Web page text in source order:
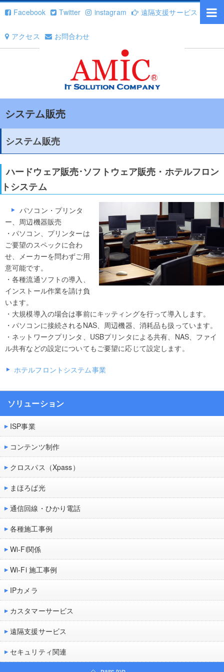
Facebook Twitter instagram 遠隔支援サービス
アクセス お問合わせ
システム販売
システム販売
ハードウェア販売･ソフトウェア販売・ホテルフロン
トシステム
パソコン・プリンタ
ー、周辺機器販売
・パソコン、プリンターは
ご要望のスペックに合わ
せ、メーカーを問わずご用
意可能です。
・各種流通ソフトの導入、
インストール作業を請け負
います。
・大規模導入の場合は事前にキッティングを行って導入します。
・パソコンに接続されるNAS、周辺機器、消耗品も扱っています。
・ネットワークプリンタ、USBプリンタによる共有、NAS、ファイ
ル共有などの設定についてもご要望に応じて設定します。
ホテルフロントシステム事業
ソリューション
ISP事業
コンテンツ制作
クロスパス（Xpass）
まほろば光
通信回線・ひかり電話
各種施工事例
Wi-Fi関係
Wi-Fi 施工事例
IPカメラ
カスタマーサービス
遠隔支援サービス
セキュリティ関連